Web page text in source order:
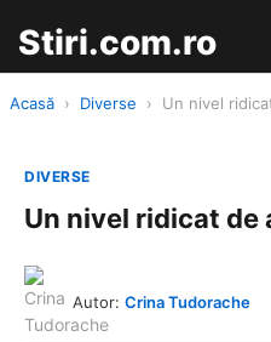
Stiri.com.ro
Acasă › Diverse › Un nivel
DIVERSE
Un nivel ridicat
Autor: Crina Tudorache